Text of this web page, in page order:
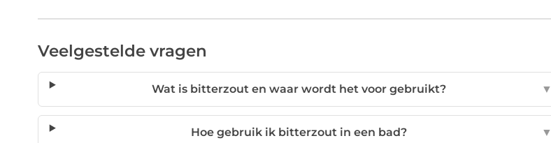
Veelgestelde vragen
Wat is bitterzout en waar wordt het voor gebruikt? ▼
Hoe gebruik ik bitterzout in een bad? ▼